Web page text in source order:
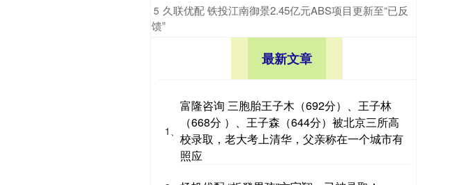
5 ​久联优配 铁投江南御景2.45亿元ABS项目更新至“已反
馈”
最新文章
1、
富隆咨询 三胞胎王子木（692分）、王子林
（668分 ）、王子森（644分）被北京三所高
校录取，老大考上清华，父亲称在一个城市有
照应